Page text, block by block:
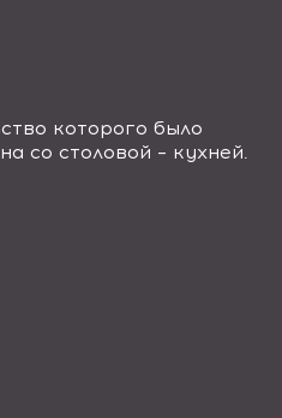
которого было
со столовой – кухней.